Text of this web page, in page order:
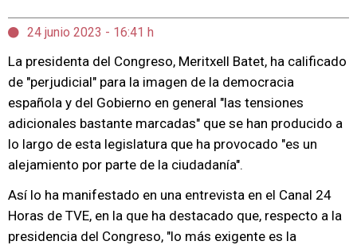
24 junio 2023 - 16:41 h
La presidenta del Congreso, Meritxell Batet, ha calificado
de "perjudicial" para la imagen de la democracia
española y del Gobierno en general "las tensiones
adicionales bastante marcadas" que se han producido a
lo largo de esta legislatura que ha provocado "es un
alejamiento por parte de la ciudadanía".
Así lo ha manifestado en una entrevista en el Canal 24
Horas de TVE, en la que ha destacado que, respecto a la
presidencia del Congreso, "lo más exigente es la